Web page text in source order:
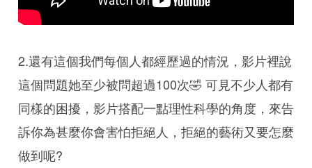
2.還有這個我們每個人都經歷過的情況，影片裡說
這個問題她至少被問超過100次🤣 可見不少人都有
同樣的困擾，影片搭配一點理性科學的角度，來告
訴你為甚麼你會害怕拒絕人，拒絕的藝術又要怎麼
做到呢?